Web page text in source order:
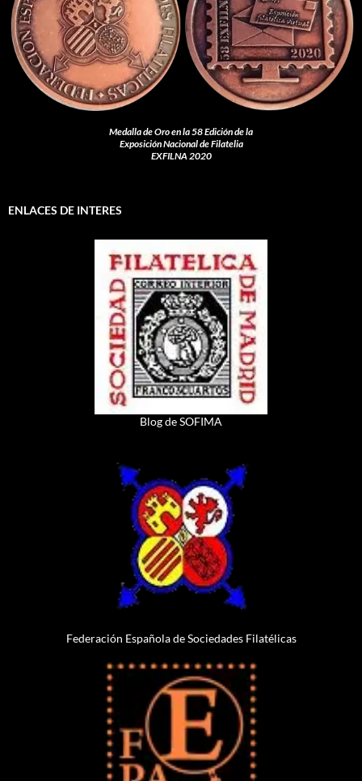
Medalla de Oro en la 58 Edición de la
Exposición Nacional de Filatelia
EXFILNA 2020
ENLACES DE INTERES
Blog de SOFIMA
Federación Española de Sociedades Filatélicas